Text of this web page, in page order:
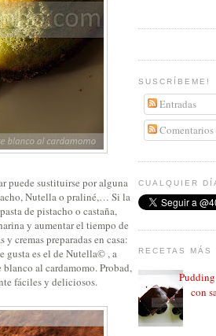
puede sustituirse por alguna
Nutella o praliné,… Si la
de pistacho o castaña,
y aumentar el tiempo de
cremas preparadas en casa:
gusta es el de Nutella© , a
al cardamomo. Probad,
fáciles y deliciosos.
SUSCRÍBEME!
Entradas
Comentarios
CUALQUIER
RECETAS MÁS
con